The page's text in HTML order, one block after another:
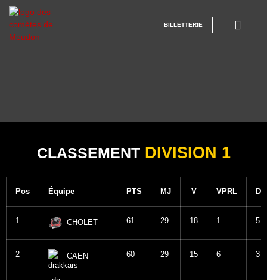
BILLETTERIE
CLASSEMENTDIVISION 1
Pos Équipe PTS MJ V VPRL
1 CHOLET 61 29 18 1 5
2 CAEN 60 29 15 6 3